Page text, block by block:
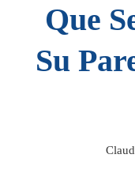
Que
Su